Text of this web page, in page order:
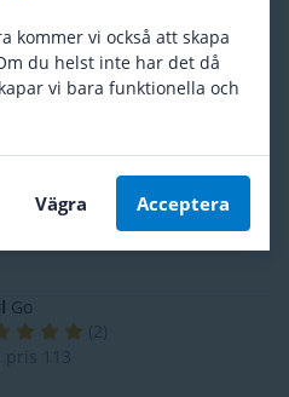
(3 )
Standardskiftnyckel
pris118
Go
(2
pris
113
kommer vi också att skapa
du helst inte har det då
vi bara funktionella och
Vägra Acceptera